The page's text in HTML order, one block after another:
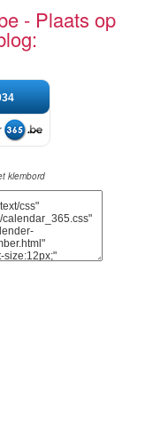
- Plaats op
klembord